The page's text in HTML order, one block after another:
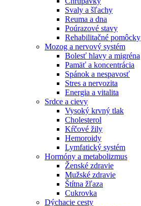
Svaly a šľachy
Reuma a dna
Poúrazové stavy
Rehabilitačné pomôcky
Mozog a nervový systém
Bolesť hlavy a migréna
Pamäť a koncentrácia
Spánok a nespavosť
Stres a nervozita
Energia a vitalita
Srdce a cievy
Vysoký krvný tlak
Cholesterol
Kŕčové žily
Hemoroidy
Lymfatický systém
Hormóny a metabolizmus
Ženské zdravie
Mužské zdravie
Štítna žľaza
Cukrovka
Dýchacie cesty